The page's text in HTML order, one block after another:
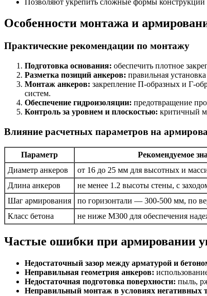
Особенности монтажа и
Практические рекомендации по монтажу
Подготовка основания: обеспечить плотное
Разметка позиций анкеров: правильная
Монтаж анкеров: закрепление П-образных и Г-
систем.
Обеспечение гидроизоляции: предотвращение
Контроль за уровнем и плоскостью: критичный
Влияние расчетных параметров на
Параметр
Рекомендуемое
Диаметр анкеров
от 16 до 25 мм для высотных и
Длина анкеров
не менее 1.2 высоты стены, с
Шаг армирования
по горизонтали — 300-500 мм, по
Класс бетона
не ниже М300 для обеспечения
Частые ошибки при армировании
Недостаточный зазор между арматурой и
Неправильная геометрия анкеров:
Недостаточная подготовка поверхности: пыль,
Неправильный монтаж в условиях негативных